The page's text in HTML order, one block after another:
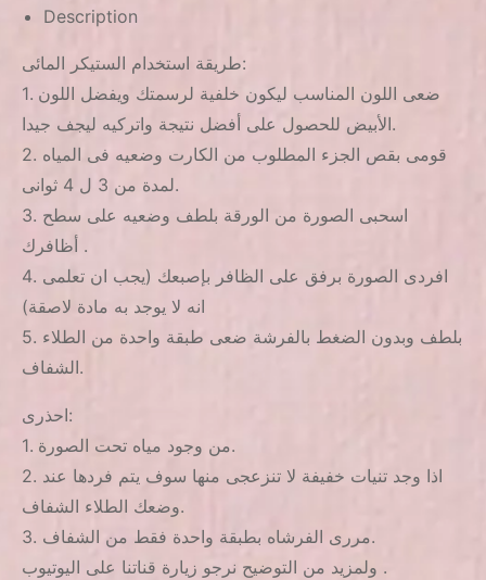
Description
طريقة استخدام الستيكر المائى:
1. ضعى اللون المناسب ليكون خلفية لرسمتك ويفضل اللون
الأبيض للحصول على أفضل نتيجة واتركيه ليجف جيدا.
2. قومى بقص الجزء المطلوب من الكارت وضعيه فى المياه
لمدة من 3 ل 4 ثوانى.
3. اسحبى الصورة من الورقة بلطف وضعيه على سطح
أظافرك .
4. افردى الصورة برفق على الظافر بإصبعك (يجب ان تعلمى
انه لا يوجد به مادة لاصقة)
5. بلطف وبدون الضغط بالفرشة ضعى طبقة واحدة من الطلاء
الشفاف.
احذرى:
1. من وجود مياه تحت الصورة.
2. اذا وجد تنيات خفيفة لا تنزعجى منها سوف يتم فردها عند
وضعك الطلاء الشفاف.
3. مررى الفرشاه بطبقة واحدة فقط من الشفاف.
ولمزيد من التوضيح نرجو زيارة قناتنا على اليوتيوب .